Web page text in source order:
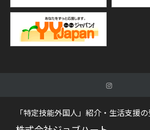
「特定技能外国人」紹介・生活支援